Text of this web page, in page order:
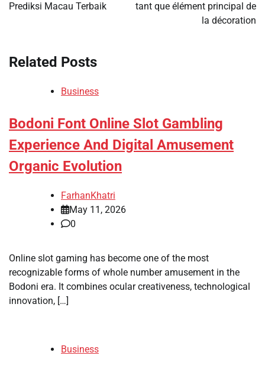
Prediksi Macau Terbaik
tant que élément principal de
la décoration
Related Posts
Business
Bodoni Font Online Slot Gambling
Experience And Digital Amusement
Organic Evolution
FarhanKhatri
May 11, 2026
0
Online slot gaming has become one of the most
recognizable forms of whole number amusement in the
Bodoni era. It combines ocular creativeness, technological
innovation, […]
Business